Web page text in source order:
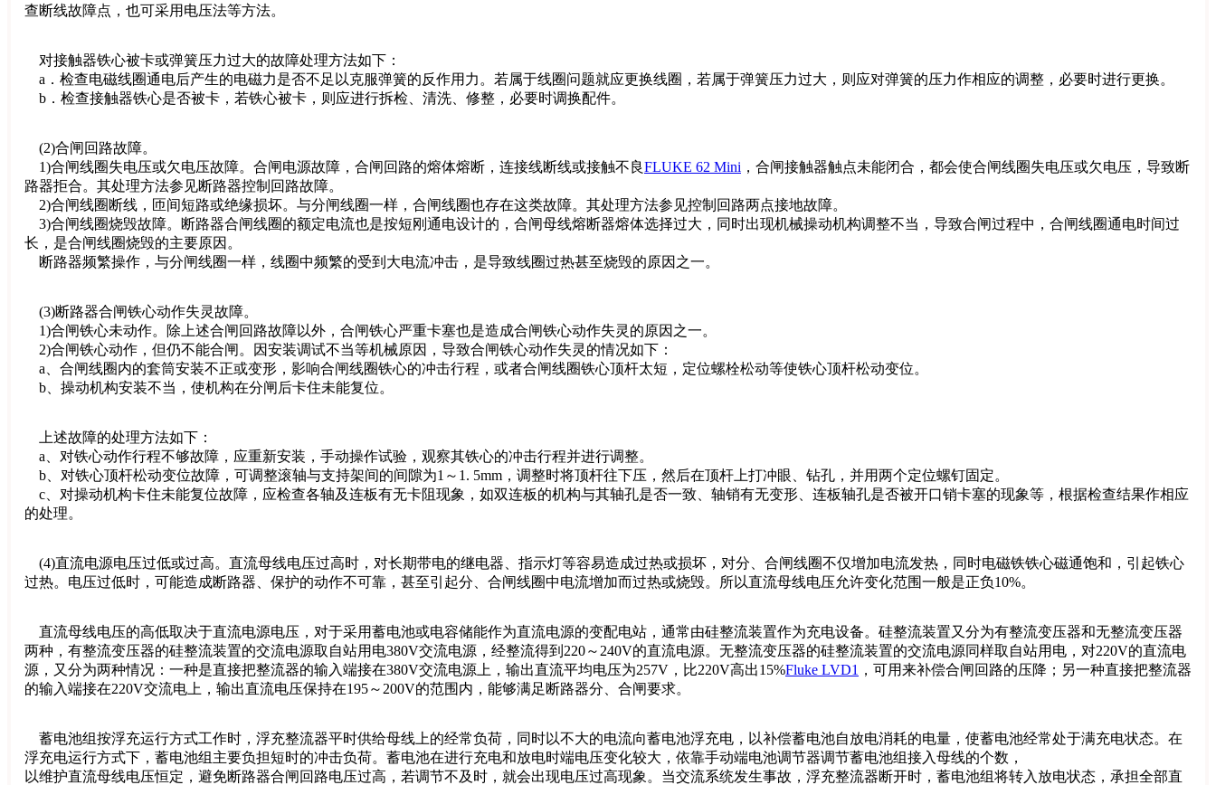
查断线故障点，也可采用电压法等方法。
对接触器铁心被卡或弹簧压力过大的故障处理方法如下：
a．检查电磁线圈通电后产生的电磁力是否不足以克服弹簧的反作用力。若属于线圈问题就应更换线圈，若属于弹簧压力过大，则应对弹簧的压力作相应的调整，必要时进行更换。
b．检查接触器铁心是否被卡，若铁心被卡，则应进行拆检、清洗、修整，必要时调换配件。
(2)合闸回路故障。
1)合闸线圈失电压或欠电压故障。合闸电源故障，合闸回路的熔体熔断，连接线断线或接触不良FLUKE 62 Mini ，合闸接触器触点未能闭合，都会使合闸线圈失电压或欠电压，导致断
路器拒合。其处理方法参见断路器控制回路故障。
2)合闸线圈断线，匝间短路或绝缘损坏。与分闸线圈一样，合闸线圈也存在这类故障。其处理方法参见控制回路两点接地故障。
3)合闸线圈烧毁故障。断路器合闸线圈的额定电流也是按短刚通电设计的，合闸母线熔断器熔体选择过大，同时出现机械操动机构调整不当，导致合闸过程中，合闸线圈通电时间过
长，是合闸线圈烧毁的主要原因。
断路器频繁操作，与分闸线圈一样，线圈中频繁的受到大电流冲击，是导致线圈过热甚至烧毁的原因之一。
(3)断路器合闸铁心动作失灵故障。
1)合闸铁心未动作。除上述合闸回路故障以外，合闸铁心严重卡塞也是造成合闸铁心动作失灵的原因之一。
2)合闸铁心动作，但仍不能合闸。因安装调试不当等机械原因，导致合闸铁心动作失灵的情况如下：
a、合闸线圈内的套筒安装不正或变形，影响合闸线圈铁心的冲击行程，或者合闸线圈铁心顶杆太短，定位螺栓松动等使铁心顶杆松动变位。
b、操动机构安装不当，使机构在分闸后卡住未能复位。
上述故障的处理方法如下：
a、对铁心动作行程不够故障，应重新安装，手动操作试验，观察其铁心的冲击行程并进行调整。
b、对铁心顶杆松动变位故障，可调整滚轴与支持架间的间隙为1～1. 5mm，调整时将顶杆往下压，然后在顶杆上打冲眼、钻孔，并用两个定位螺钉固定。
c、对操动机构卡住未能复位故障，应检查各轴及连板有无卡阻现象，如双连板的机构与其轴孔是否一致、轴销有无变形、连板轴孔是否被开口销卡塞的现象等，根据检查结果作相应
的处理。
(4)直流电源电压过低或过高。直流母线电压过高时，对长期带电的继电器、指示灯等容易造成过热或损坏，对分、合闸线圈不仅增加电流发热，同时电磁铁铁心磁通饱和，引起铁心
过热。电压过低时，可能造成断路器、保护的动作不可靠，甚至引起分、合闸线圈中电流增加而过热或烧毁。所以直流母线电压允许变化范围一般是正负10%。
直流母线电压的高低取决于直流电源电压，对于采用蓄电池或电容储能作为直流电源的变配电站，通常由硅整流装置作为充电设备。硅整流装置又分为有整流变压器和无整流变压器
两种，有整流变压器的硅整流装置的交流电源取自站用电380V交流电源，经整流得到220～240V的直流电源。无整流变压器的硅整流装置的交流电源同样取自站用电，对220V的直流电
源，又分为两种情况：一种是直接把整流器的输入端接在380V交流电源上，输出直流平均电压为257V，比220V高出15%Fluke LVD1 ，可用来补偿合闸回路的压降；另一种直接把整流器
的输入端接在220V交流电上，输出直流电压保持在195～200V的范围内，能够满足断路器分、合闸要求。
蓄电池组按浮充运行方式工作时，浮充整流器平时供给母线上的经常负荷，同时以不大的电流向蓄电池浮充电，以补偿蓄电池自放电消耗的电量，使蓄电池经常处于满充电状态。在
浮充电运行方式下，蓄电池组主要负担短时的冲击负荷。蓄电池在进行充电和放电时端电压变化较大，依靠手动端电池调节器调节蓄电池组接入母线的个数，
以维护直流母线电压恒定，避免断路器合闸回路电压过高，若调节不及时，就会出现电压过高现象。当交流系统发生事故，浮充整流器断开时，蓄电池组将转入放电状态，承担全部直